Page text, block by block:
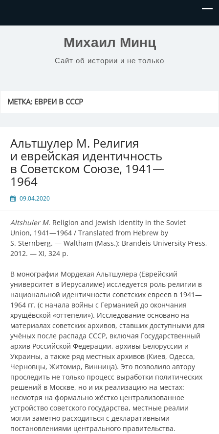
Михаил Минц
Сайт об истории и не только
МЕТКА: ЕВРЕИ В СССР
Альтшулер М. Религия
и еврейская идентичность
в Советском Союзе, 1941—
1964
09.04.2020
Altshuler M. Religion and Jewish identity in the Soviet
Union, 1941—1964 / Translated from Hebrew by
S. Sternberg. — Waltham (Mass.): Brandeis University Press,
2012. — XI, 324 p.
В монографии Мордехая Альтшулера (Еврейский
университет в Иерусалиме) исследуется роль религии в
национальной идентичности советских евреев в 1941—
1964 гг. (с начала войны с Германией до окончания
хрущёвской «оттепели»). Исследование основано на
материалах советских архивов, ставших доступными для
учёных после распада СССР, включая Государственный
архив Российской Федерации, архивы Белоруссии и
Украины, а также ряд местных архивов (Киев, Одесса,
Черновцы, Житомир, Винница). Это позволило автору
проследить не только процесс выработки политических
решений в Москве, но и их реализацию на местах:
несмотря на формально жёстко централизованное
устройство советского государства, местные реалии
могли заметно расходиться с декларативными
постановлениями центрального правительства.